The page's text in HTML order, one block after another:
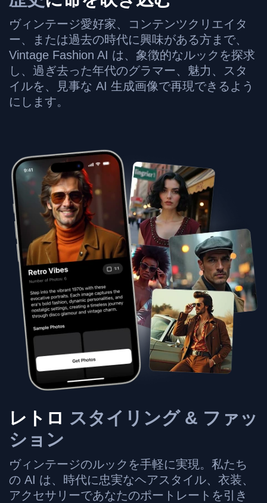
ヴィンテージ愛好家、コンテンツクリエイタ
ー、または過去の時代に興味がある方まで、
Vintage Fashion AI は、象徴的なルックを探求
し、過ぎ去った年代のグラマー、魅力、スタ
イルを、見事な AI 生成画像で再現できるよう
にします。
レトロ スタイリング & ファッ
ション
ヴィンテージのルックを手軽に実現。私たち
の AI は、時代に忠実なヘアスタイル、衣装、
アクセサリーであなたのポートレートを引き